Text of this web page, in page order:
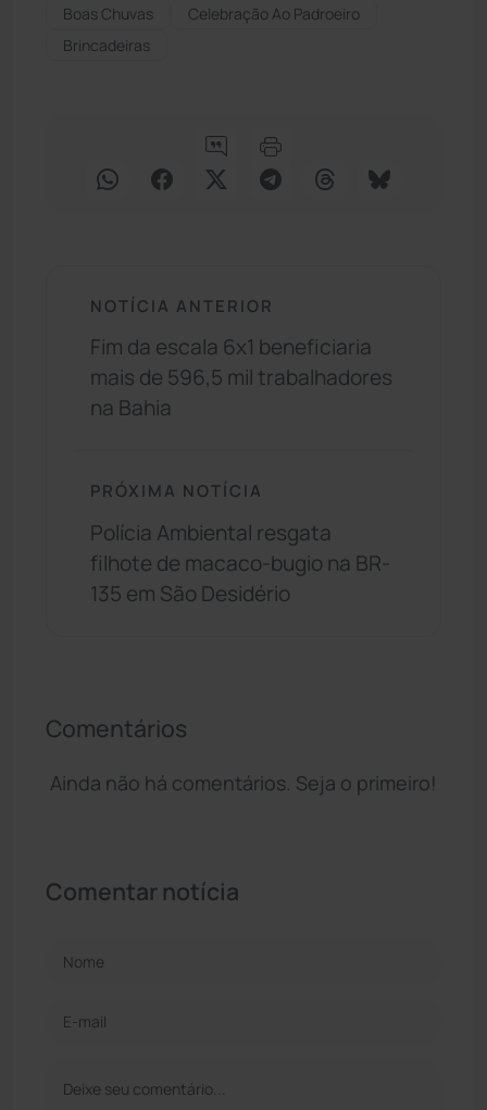
Boas Chuvas
Celebração Ao Padroeiro
Brincadeiras
NOTÍCIA ANTERIOR
Fim da escala 6x1 beneficiaria
mais de 596,5 mil trabalhadores
na Bahia
PRÓXIMA NOTÍCIA
Polícia Ambiental resgata
filhote de macaco-bugio na BR-
135 em São Desidério
Comentários
Ainda não há comentários. Seja o primeiro!
Comentar notícia